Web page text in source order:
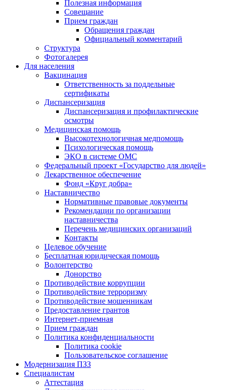
Полезная информация
Совещание
Прием граждан
Обращения граждан
Официальный комментарий
Структура
Фотогалерея
Для населения
Вакцинация
Ответственность за поддельные
сертификаты
Диспансеризация
Диспансеризация и профилактические
осмотры
Медицинская помощь
Высокотехнологичная медпомощь
Психологическая помощь
ЭКО в системе ОМС
Федеральный проект «Государство для людей»
Лекарственное обеспечение
Фонд «Круг добра»
Наставничество
Нормативные правовые документы
Рекомендации по организации
наставничества
Перечень медицинских организаций
Контакты
Целевое обучение
Бесплатная юридическая помощь
Волонтерство
Донорство
Противодействие коррупции
Противодействие терроризму
Противодействие мошенникам
Предоставление грантов
Интернет-приемная
Прием граждан
Политика конфиденциальности
Политика cookie
Пользовательское соглашение
Модернизация ПЗЗ
Специалистам
Аттестация